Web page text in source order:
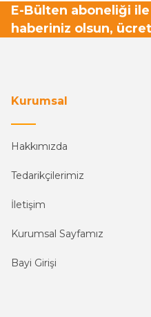
E-Bülten aboneliği
haberiniz olsun,
Kurumsal
Hakkımızda
Tedarikçilerimiz
İletişim
Kurumsal Sayfamız
Bayi Girişi